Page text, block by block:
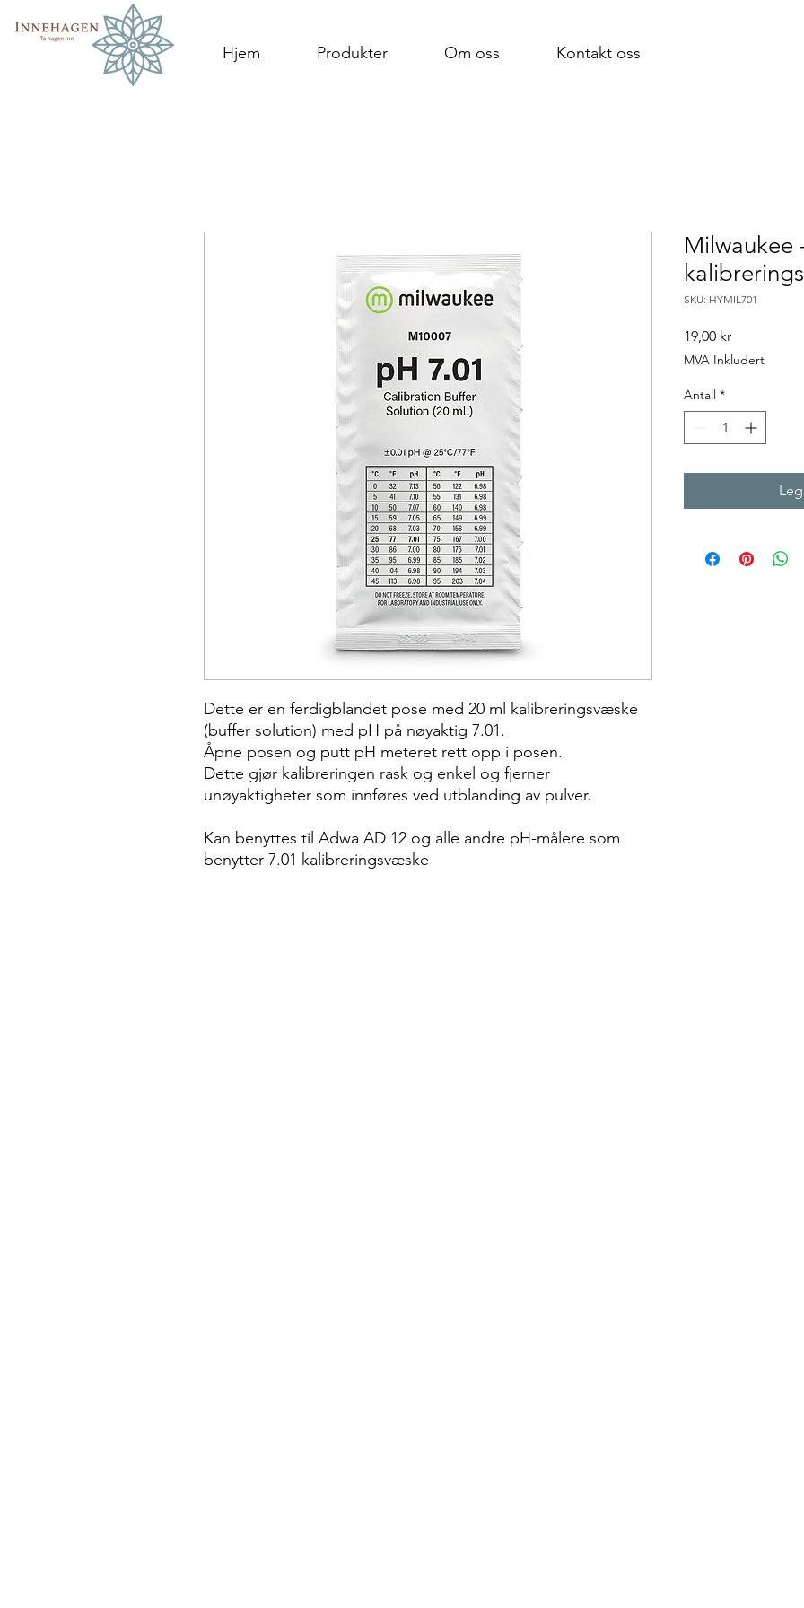
Hjem Produkter Om oss Kontakt oss
Dette er en ferdigblandet pose med 20 ml kalibreringsvæske
(buffer solution) med pH på nøyaktig 7.01.
Åpne posen og putt pH meteret rett opp i posen.
Dette gjør kalibreringen rask og enkel og fjerner
unøyaktigheter som innføres ved utblanding av pulver.
Kan benyttes til Adwa AD 12 og alle andre pH-målere som
benytter 7.01 kalibreringsvæske
Milwaukee
SKU: HYMIL701
19,00 krPris
MVA Inkludert
Antall *